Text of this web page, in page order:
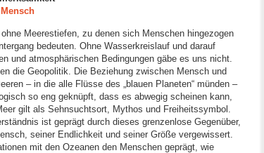
Meerestiefen, zu denen sich Menschen hingezogen
bedeuten. Ohne Wasserkreislauf und darauf
und atmosphärischen Bedingungen gäbe es uns nicht.
die Geopolitik. Die Beziehung zwischen Mensch und
– in die alle Flüsse des „blauen Planeten“ münden –
so eng geknüpft, dass es abwegig scheinen kann,
gilt als Sehnsuchtsort, Mythos und Freiheitssymbol.
ist geprägt durch dieses grenzenlose Gegenüber,
seiner Endlichkeit und seiner Größe vergewissert.
mit den Ozeanen den Menschen geprägt, wie